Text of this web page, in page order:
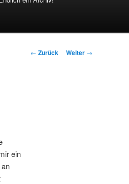
Beitrags-
← Zurück Weiter →
ein